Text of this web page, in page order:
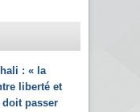
: « la
liberté et
passer